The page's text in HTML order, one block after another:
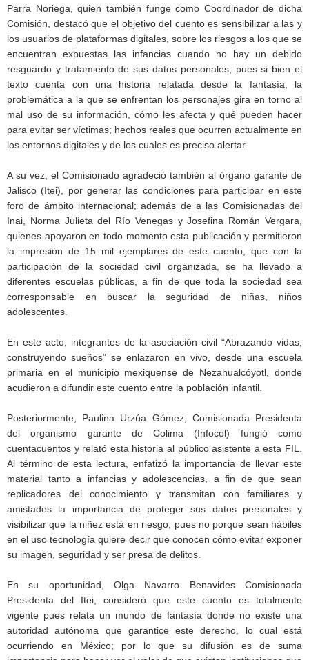
Parra Noriega, quien también funge como Coordinador de dicha
Comisión, destacó que el objetivo del cuento es sensibilizar a las y
los usuarios de plataformas digitales, sobre los riesgos a los que se
encuentran expuestas las infancias cuando no hay un debido
resguardo y tratamiento de sus datos personales, pues si bien el
texto cuenta con una historia relatada desde la fantasía, la
problemática a la que se enfrentan los personajes gira en torno al
mal uso de su información, cómo les afecta y qué pueden hacer
para evitar ser víctimas; hechos reales que ocurren actualmente en
los entornos digitales y de los cuales es preciso alertar.
A su vez, el Comisionado agradeció también al órgano garante de
Jalisco (Itei), por generar las condiciones para participar en este
foro de ámbito internacional; además de a las Comisionadas del
Inai, Norma Julieta del Río Venegas y Josefina Román Vergara,
quienes apoyaron en todo momento esta publicación y permitieron
la impresión de 15 mil ejemplares de este cuento, que con la
participación de la sociedad civil organizada, se ha llevado a
diferentes escuelas públicas, a fin de que toda la sociedad sea
corresponsable en buscar la seguridad de niñas, niños
adolescentes.
En este acto, integrantes de la asociación civil “Abrazando vidas,
construyendo sueños” se enlazaron en vivo, desde una escuela
primaria en el municipio mexiquense de Nezahualcóyotl, donde
acudieron a difundir este cuento entre la población infantil.
Posteriormente, Paulina Urzúa Gómez, Comisionada Presidenta
del organismo garante de Colima (Infocol) fungió como
cuentacuentos y relató esta historia al público asistente a esta FIL.
Al término de esta lectura, enfatizó la importancia de llevar este
material tanto a infancias y adolescencias, a fin de que sean
replicadores del conocimiento y transmitan con familiares y
amistades la importancia de proteger sus datos personales y
visibilizar que la niñez está en riesgo, pues no porque sean hábiles
en el uso tecnología quiere decir que conocen cómo evitar exponer
su imagen, seguridad y ser presa de delitos.
En su oportunidad, Olga Navarro Benavides Comisionada
Presidenta del Itei, consideró que este cuento es totalmente
vigente pues relata un mundo de fantasía donde no existe una
autoridad autónoma que garantice este derecho, lo cual está
ocurriendo en México; por lo que su difusión es de suma